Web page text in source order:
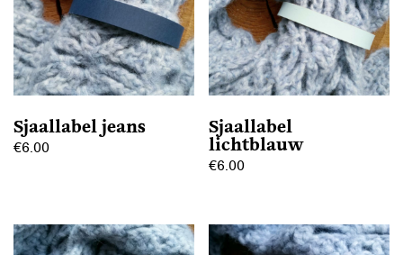
Sjaallabel jeans
€6.00
Sjaallabel
lichtblauw
€6.00